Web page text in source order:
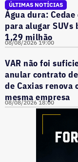
ÚLTIMAS NOTÍCIAS
Água dura:
para alugar
1,29 milhão
08/08/2026 19:00
VAR não foi
anular contrato
de Caxias
mesma empresa
08/08/2026 18:00